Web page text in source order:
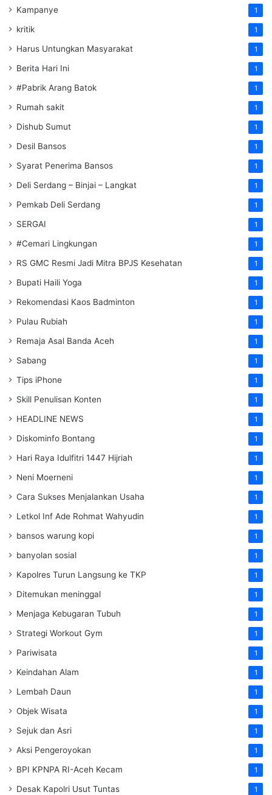
Kampanye 1
kritik 1
Harus Untungkan Masyarakat 1
Berita Hari Ini 1
#Pabrik Arang Batok 1
Rumah sakit 1
Dishub Sumut 1
Desil Bansos 1
Syarat Penerima Bansos 1
Deli Serdang – Binjai – Langkat 1
Pemkab Deli Serdang 1
SERGAI 1
#Cemari Lingkungan 1
RS GMC Resmi Jadi Mitra BPJS Kesehatan 1
Bupati Haili Yoga 1
Rekomendasi Kaos Badminton 1
Pulau Rubiah 1
Remaja Asal Banda Aceh 1
Sabang 1
Tips iPhone 1
Skill Penulisan Konten 1
HEADLINE NEWS 1
Diskominfo Bontang 1
Hari Raya Idulfitri 1447 Hijriah 1
Neni Moerneni 1
Cara Sukses Menjalankan Usaha 1
Letkol Inf Ade Rohmat Wahyudin 1
bansos warung kopi 1
banyolan sosial 1
Kapolres Turun Langsung ke TKP 1
Ditemukan meninggal 1
Menjaga Kebugaran Tubuh 1
Strategi Workout Gym 1
Pariwisata 1
Keindahan Alam 1
Lembah Daun 1
Objek Wisata 1
Sejuk dan Asri 1
Aksi Pengeroyokan 1
BPI KPNPA RI-Aceh Kecam 1
Desak Kapolri Usut Tuntas 1